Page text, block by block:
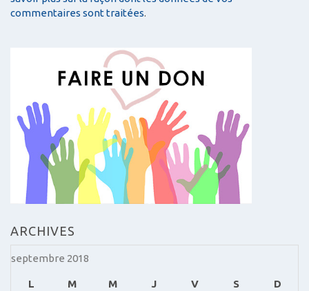
commentaires sont traitées.
ARCHIVES
septembre 2018
L M M J V S D